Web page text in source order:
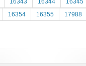
16343 16344 16345
16354 16355 17988